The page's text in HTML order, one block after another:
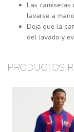
Las camisetas
lavarse a
Deja que la
del lavado y
PRODUCTOS